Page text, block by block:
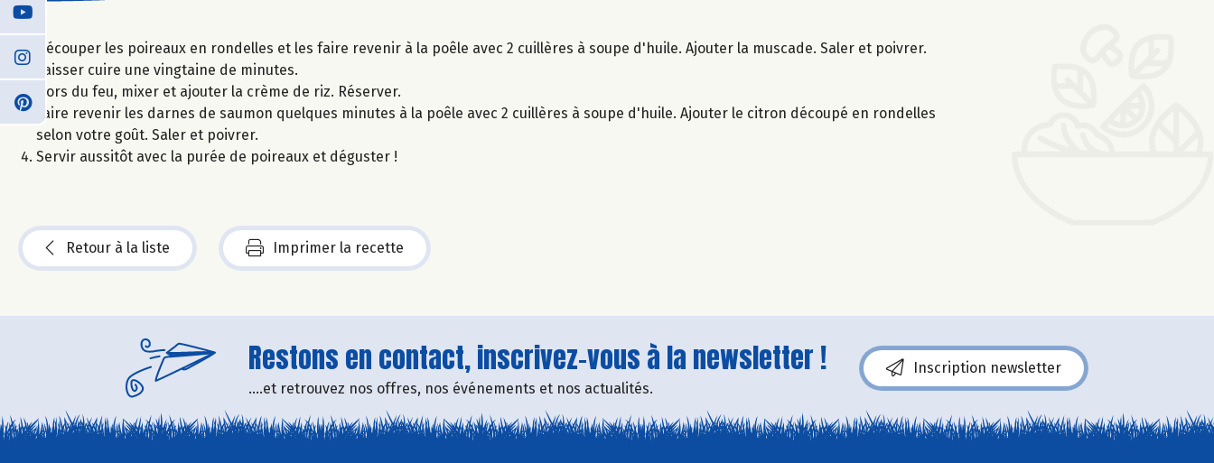
Découper les poireaux en rondelles et les faire revenir à la poêle avec 2 cuillères à soupe d'huile. Ajouter la muscade. Saler et poivrer.
Laisser cuire une vingtaine de minutes.
Hors du feu, mixer et ajouter la crème de riz. Réserver.
Faire revenir les darnes de saumon quelques minutes à la poêle avec 2 cuillères à soupe d'huile. Ajouter le citron découpé en rondelles
selon votre goût. Saler et poivrer.
Servir aussitôt avec la purée de poireaux et déguster !
Retour à la liste Imprimer la recette
Restons en contact, inscrivez-vous à la newsletter !
....et retrouvez nos offres, nos événements et nos actualités.
Inscription newsletter